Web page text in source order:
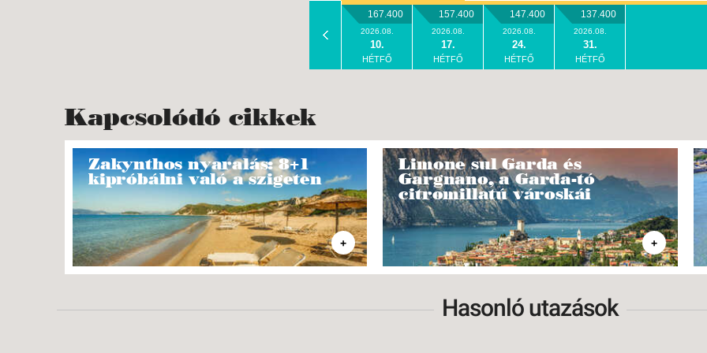
167.400
2026.08.
10.
HÉTFŐ
157.400
2026.08.
17.
HÉTFŐ
147.400
2026.08.
24.
HÉTFŐ
137.400
2026.08.
31.
HÉTFŐ
Kapcsolódó cikkek
Zakynthos nyaralás: 8+1
kipróbálni való a szigeten
+
Limone sul Garda és
Gargnano, a Garda-tó
citromillatú városkái
+
Hasonló utazások